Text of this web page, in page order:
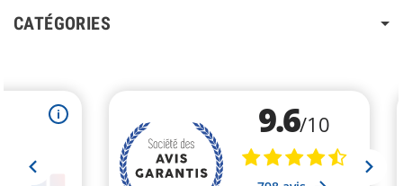
CATÉGORIES